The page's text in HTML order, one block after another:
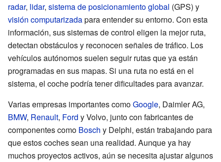
radar, lidar, sistema de posicionamiento global (GPS) y
visión computarizadapara entender su entorno. Con esta
información, sus sistemas de control eligen la mejor ruta,
detectan obstáculos y reconocen señales de tráfico. Los
vehículos autónomos suelen seguir rutas que ya están
programadas en sus mapas. Si una ruta no está en el
sistema, el coche podría tener dificultades para avanzar.
Varias empresas importantes comoGoogle, Daimler AG,
BMW, Renault, Ford y Volvo, junto con fabricantes de
componentes como Bosch y Delphi, están trabajando para
que estos coches sean una realidad. Aunque ya hay
muchos proyectos activos, aún se necesita ajustar algunos